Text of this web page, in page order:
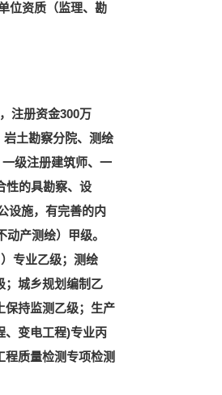
位资质（监理、勘
注册资金300万
土勘察分院、测绘
级注册建筑师、一
性的具勘察、设
设施，有完善的内
产测绘）甲级。
专业乙级；测绘
；城乡规划编制乙
保持监测乙级；生产
、变电工程)专业丙
质量检测专项检测